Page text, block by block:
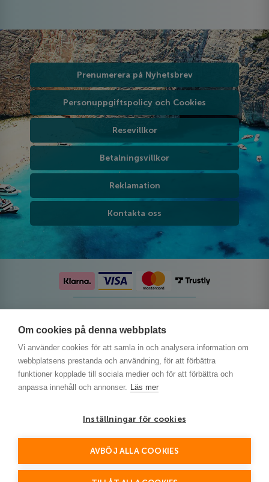
Om cookies på denna webbplats
Vi använder cookies för att samla in och analysera information om
webbplatsens prestanda och användning, för att förbättra
funktioner kopplade till sociala medier och för att förbättra och
anpassa innehåll och annonser. Läs mer
Inställningar för cookies
AVBÖJ ALLA COOKIES
Prenumerera på Nyhetsbrev
Personuppgiftspolicy och Cookies
Resevillkor
Betalningsvillkor
Reklamation
Kontakta oss
This site is protected by reCAPTCHA and the Google
andTerms of Service apply.